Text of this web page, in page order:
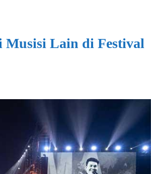
Lain di Festival